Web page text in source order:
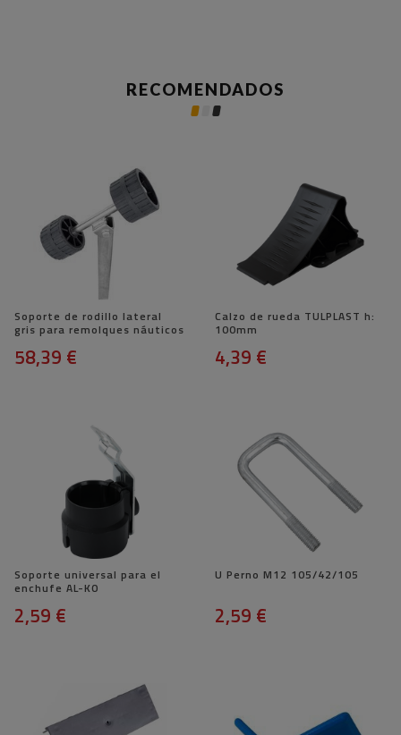
RECOMENDADOS
Soporte de rodillo lateral
gris para remolques náuticos
58,39 €
Calzo de rueda TULPLAST h:
100mm
4,39 €
Soporte universal para el
enchufe AL-KO
2,59 €
U Perno M12 105/42/105
2,59 €